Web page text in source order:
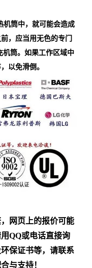
机筒中，就可能会造成
，应当用无色的专门
机筒。如果工作区域中
以免滑倒。
网页上的报价可能
QQ或电话直接询
保证书等，请联系
与支持！